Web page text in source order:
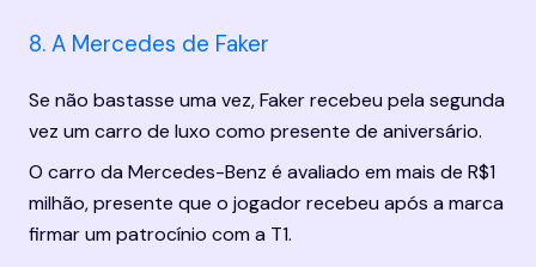
8. A Mercedes de Faker
Se não bastasse uma vez, Faker recebeu pela segunda
vez um carro de luxo como presente de aniversário.
O carro da Mercedes-Benz é avaliado em mais de R$1
milhão, presente que o jogador recebeu após a marca
firmar um patrocínio com a T1.